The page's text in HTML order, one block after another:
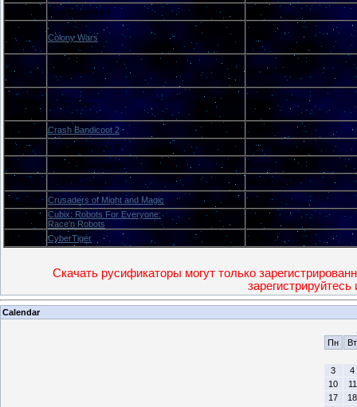
Cool Boarders 4
Colony Wars
O Colony Wars Русские Версии
Colony Wars
Crash Bandicoot 2
Paradox
Crash Bandicoot 2
FireCross
Crash Bandicoot 2
Лисята
Crash Bandicoot 2
MFS Khaos
Crusaders of Might and Magic
Лисы
Cubix: Robots For Everyone:
Race'n Robots
CyberTiger UNK
Скачать русификаторы могут только
Calendar
Пн
Вт
3
4
10
11
17
18